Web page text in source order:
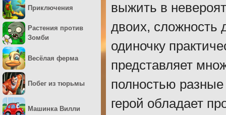
выжить в
двоих, сложность
одиночку
представляет
полностью
герой обладает
Приключения
Растения против
Зомби
Весёлая ферма
Побег из тюрьмы
Машинка Вилли